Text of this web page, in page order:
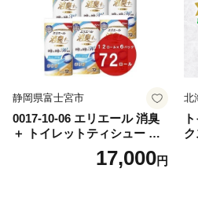
静岡県富士宮市
0017-10-06 エリエール 消臭
＋ トイレットティシュー し
っかり香るフレッシュクリア
の香り ダブル 12ロール×6パ
17,000円
北